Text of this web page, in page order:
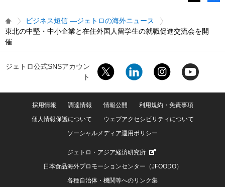
ビジネス短信 ―ジェトロの海外ニュース
東北の中堅・中小企業と在住外国人留学生の就職促進交流会を開
催
ジェトロ公式SNSアカウン
ト
採用情報 調達情報 情報公開
利用規約・免責事項
個人情報保護について
ウェブアクセシビリティについて
ソーシャルメディア運用ポリシー
ジェトロ・アジア経済研究所
日本食品海外プロモーションセンター（JFOODO）
各種自治体・機関等へのリンク集